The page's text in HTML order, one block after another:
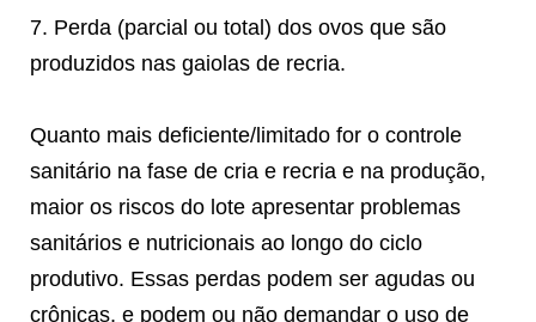
7. Perda (parcial ou total) dos ovos que são
produzidos nas gaiolas de recria.
Quanto mais deficiente/limitado for o controle
sanitário na fase de cria e recria e na produção,
maior os riscos do lote apresentar problemas
sanitários e nutricionais ao longo do ciclo
produtivo. Essas perdas podem ser agudas ou
crônicas, e podem ou não demandar o uso de